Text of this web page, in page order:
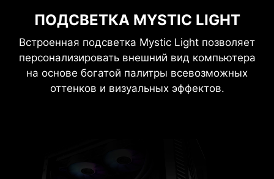
ПОДСВЕТКА MYSTIC LIGHT
Встроенная подсветка Mystic Light позволяет
персонализировать внешний вид компьютера
на основе богатой палитры всевозможных
оттенков и визуальных эффектов.